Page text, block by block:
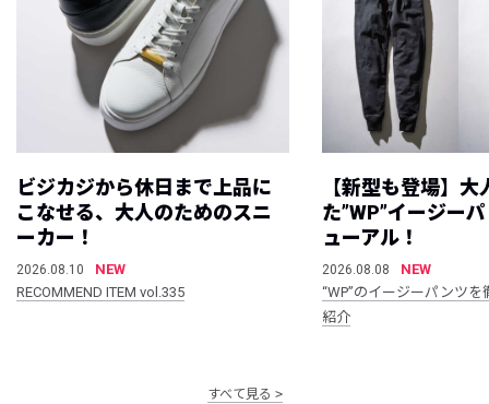
ビジカジから休日まで上品に
こなせる、大人のためのスニ
ーカー！
2026.08.10
NEW
RECOMMEND ITEM vol.335
【新型も登場】大
た”WP”イージー
ューアル！
2026.08.08
NEW
“WP”のイージーパンツ
紹介
すべて見る